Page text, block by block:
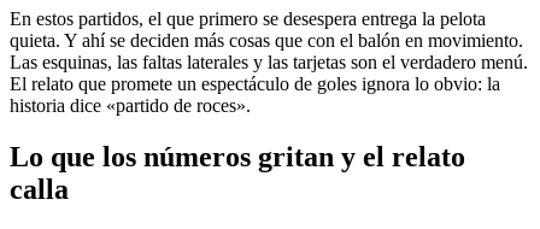
En estos partidos, el que primero se desespera entrega la pelota
quieta. Y ahí se deciden más cosas que con el balón en movimiento.
Las esquinas, las faltas laterales y las tarjetas son el verdadero menú.
El relato que promete un espectáculo de goles ignora lo obvio: la
historia dice «partido de roces».
Lo que los números gritan y el relato
calla